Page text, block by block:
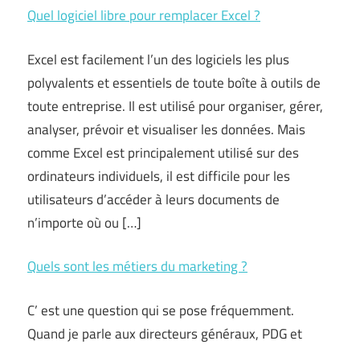
Quel logiciel libre pour remplacer Excel ?
Excel est facilement l’un des logiciels les plus
polyvalents et essentiels de toute boîte à outils de
toute entreprise. Il est utilisé pour organiser, gérer,
analyser, prévoir et visualiser les données. Mais
comme Excel est principalement utilisé sur des
ordinateurs individuels, il est difficile pour les
utilisateurs d’accéder à leurs documents de
n’importe où ou […]
Quels sont les métiers du marketing ?
C’ est une question qui se pose fréquemment.
Quand je parle aux directeurs généraux, PDG et